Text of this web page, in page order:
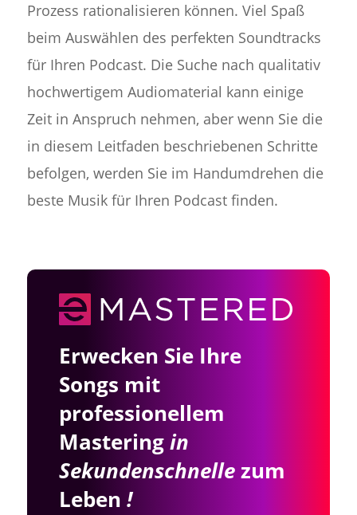
Prozess rationalisieren können. Viel Spaß
beim Auswählen des perfekten Soundtracks
für Ihren Podcast. Die Suche nach qualitativ
hochwertigem Audiomaterial kann einige
Zeit in Anspruch nehmen, aber wenn Sie die
in diesem Leitfaden beschriebenen Schritte
befolgen, werden Sie im Handumdrehen die
beste Musik für Ihren Podcast finden.
Erwecken Sie Ihre
Songs mit
professionellem
Masteringin
Sekundenschnellezum
Leben !